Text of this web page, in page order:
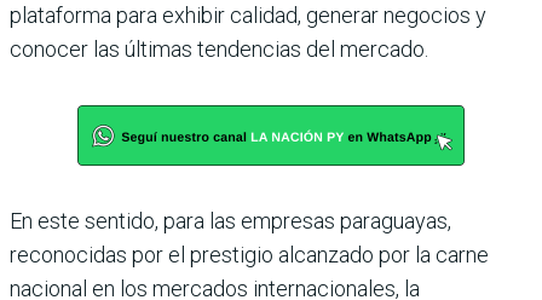
plataforma para exhibir calidad, generar negocios y
conocer las últimas tendencias del mercado.
En este sentido, para las empresas paraguayas,
reconocidas por el prestigio alcanzado por la carne
nacional en los mercados internacionales, la